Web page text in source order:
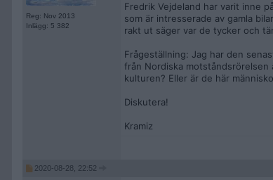
Reg: Nov 2013
Inlägg: 5 382
Fredrik Vejdeland har varit inne
som är intresserade av gamla
rakt ut säger var de tycker och
Frågeställning: Jag har den
från Nordiska
kulturen? Eller är de här
Diskutera!
Kramiz
2020-08-28, 22:52